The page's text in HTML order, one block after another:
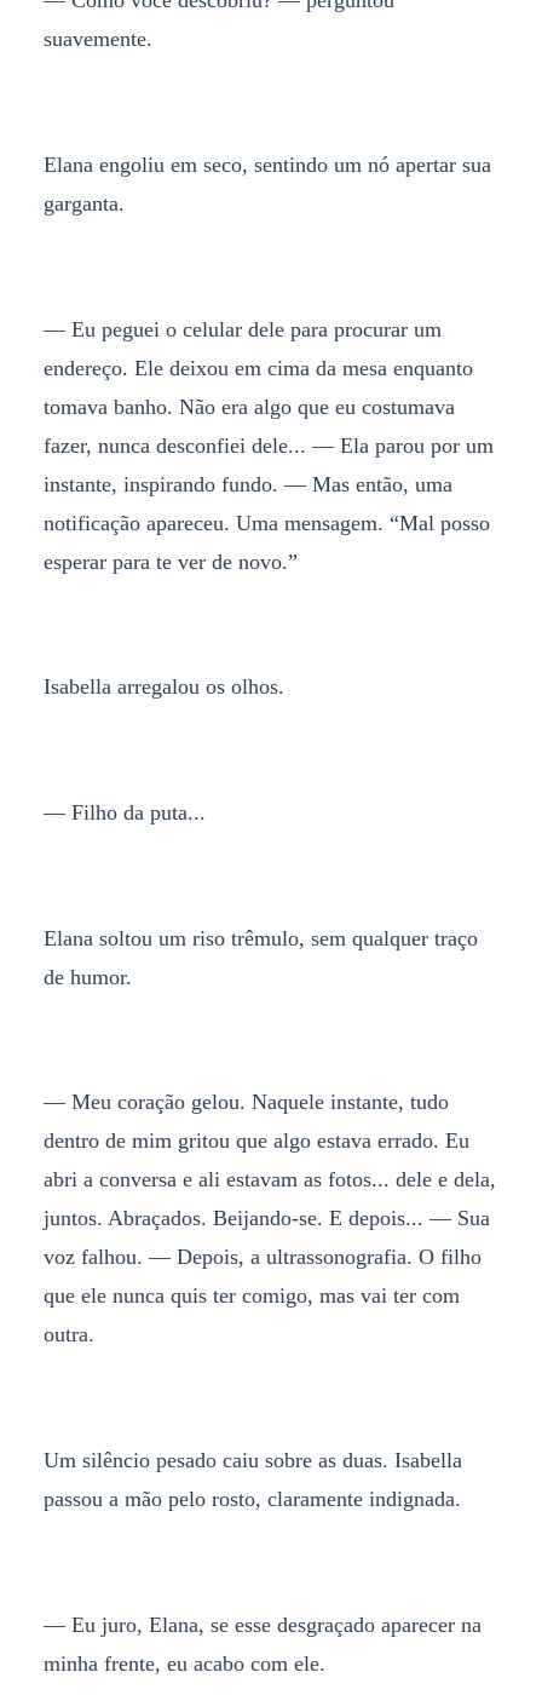
suavemente.
Elana engoliu em seco, sentindo um nó apertar sua
garganta.
— Eu peguei o celular dele para procurar um
endereço. Ele deixou em cima da mesa enquanto
tomava banho. Não era algo que eu costumava
fazer, nunca desconfiei dele... — Ela parou por um
instante, inspirando fundo. — Mas então, uma
notificação apareceu. Uma mensagem. “Mal posso
esperar para te ver de novo.”
Isabella arregalou os olhos.
— Filho da puta...
Elana soltou um riso trêmulo, sem qualquer traço
de humor.
— Meu coração gelou. Naquele instante, tudo
dentro de mim gritou que algo estava errado. Eu
abri a conversa e ali estavam as fotos... dele e dela,
juntos. Abraçados. Beijando-se. E depois... — Sua
voz falhou. — Depois, a ultrassonografia. O filho
que ele nunca quis ter comigo, mas vai ter com
outra.
Um silêncio pesado caiu sobre as duas. Isabella
passou a mão pelo rosto, claramente indignada.
— Eu juro, Elana, se esse desgraçado aparecer na
minha frente, eu acabo com ele.